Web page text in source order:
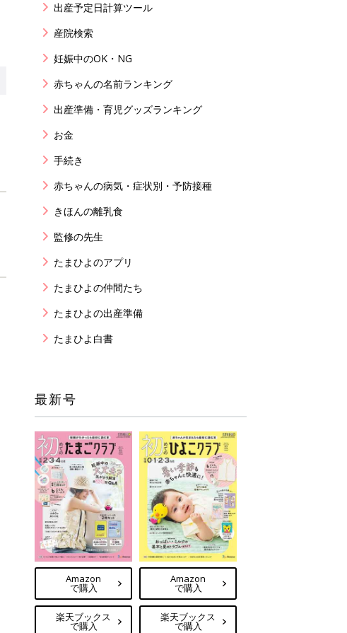
出産予定日計算ツール
産院検索
妊娠中のOK・NG
赤ちゃんの名前ランキング
出産準備・育児グッズランキング
お金
手続き
赤ちゃんの病気・症状別・予防接種
きほんの離乳食
監修の先生
たまひよのアプリ
たまひよの仲間たち
たまひよの出産準備
たまひよ白書
最新号
Amazon
で購入
楽天ブックス
で購入
Amazon
で購入
楽天ブックス
で購入